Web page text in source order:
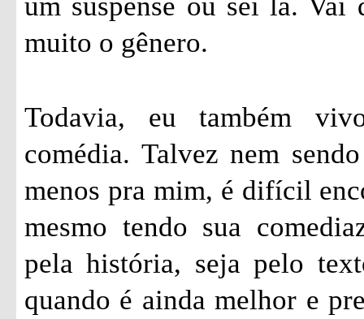
muito o gênero.
Todavia, eu também
comédia. Talvez nem
menos pra mim, é difícil
mesmo tendo sua
pela história, seja pelo
quando é ainda melhor e